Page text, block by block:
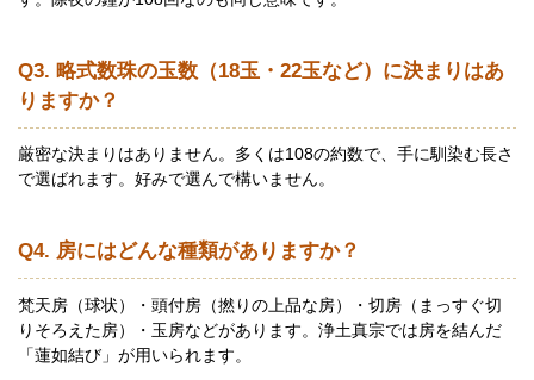
Q3. 略式数珠の玉数（18玉・22玉など）に決まりはあ
りますか？
厳密な決まりはありません。多くは108の約数で、手に馴染む長さ
で選ばれます。好みで選んで構いません。
Q4. 房にはどんな種類がありますか？
梵天房（球状）・頭付房（撚りの上品な房）・切房（まっすぐ切
りそろえた房）・玉房などがあります。浄土真宗では房を結んだ
「蓮如結び」が用いられます。